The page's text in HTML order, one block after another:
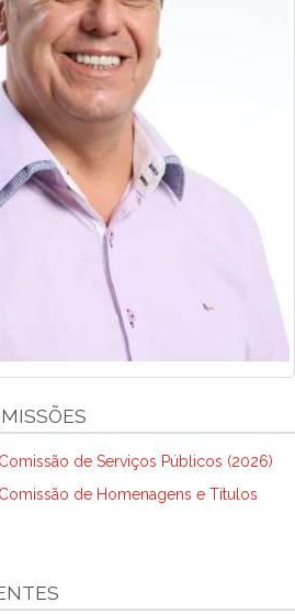
de Serviços Públicos (2026)
de Homenagens e Títulos